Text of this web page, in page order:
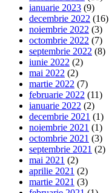
ianuarie 2023 (9)
decembrie 2022 (16)
noiembrie 2022 (3)
octombrie 2022 (7)
septembrie 2022 (8)
iunie 2022 (2)
mai 2022 (2)
martie 2022 (7)
februarie 2022 (11)
ianuarie 2022 (2)
decembrie 2021 (1)
noiembrie 2021 (1)
octombrie 2021 (3)
septembrie 2021 (2)
mai 2021 (2)
aprilie 2021 (2)
martie 2021 (3)